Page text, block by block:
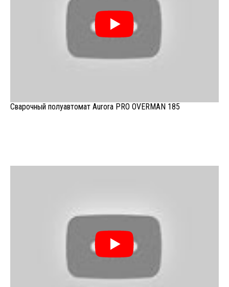
Сварочный полуавтомат Aurora PRO OVERMAN 185